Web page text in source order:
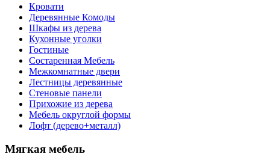
Кровати
Деревянные Комоды
Шкафы из дерева
Кухонные уголки
Гостиные
Состаренная Мебель
Межкомнатные двери
Лестницы деревянные
Стеновые панели
Прихожие из дерева
Мебель округлой формы
Лофт (дерево+металл)
Мягкая мебель